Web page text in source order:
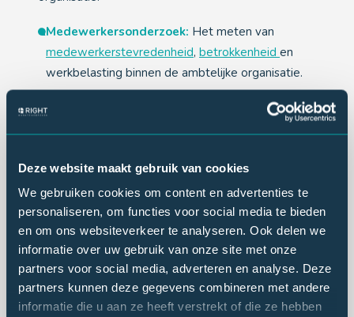
Deze website maakt gebruik van cookies
We gebruiken cookies om content en advertenties te
personaliseren, om functies voor social media te bieden
en om ons websiteverkeer te analyseren. Ook delen we
informatie over uw gebruik van onze site met onze
partners voor social media, adverteren en analyse. Deze
partners kunnen deze gegevens combineren met andere
informatie die u aan ze heeft verstrekt of die ze hebben
Medewerkersonderzoek: Het meten van
medewerkerstevredenheid, betrokkenheid en
werkbelasting binnen de ambtelijke organisatie.
organisatiecultuur, ongewenst gedrag, integriteit
en het voorkomen van fraude.
Waarom kiezen voor Right
Marktonderzoek?
Maatwerk:Elk onderzoek wordt afgestemd op
uw specifieke vraagstuk, doelgroep en
gemeentelijke context.
Brede expertise: Van burgerpeilingen (VNG) en